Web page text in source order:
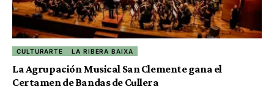
CULTURARTE LA RIBERA BAIXA
La Agrupación Musical San Clemente gana el
Certamen de Bandas de Cullera